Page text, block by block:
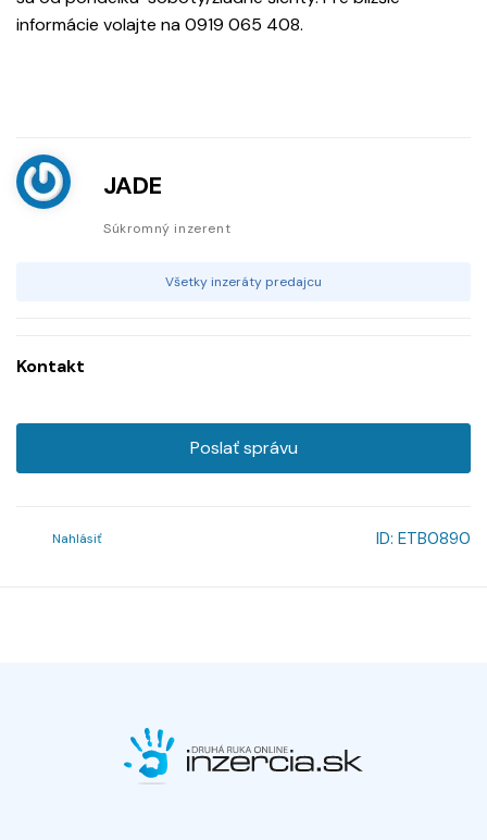
informácie volajte na 0919 065 408.
JADE
Súkromný inzerent
Všetky inzeráty predajcu
Kontakt
Poslať správu
Nahlásiť ID: ETB0890